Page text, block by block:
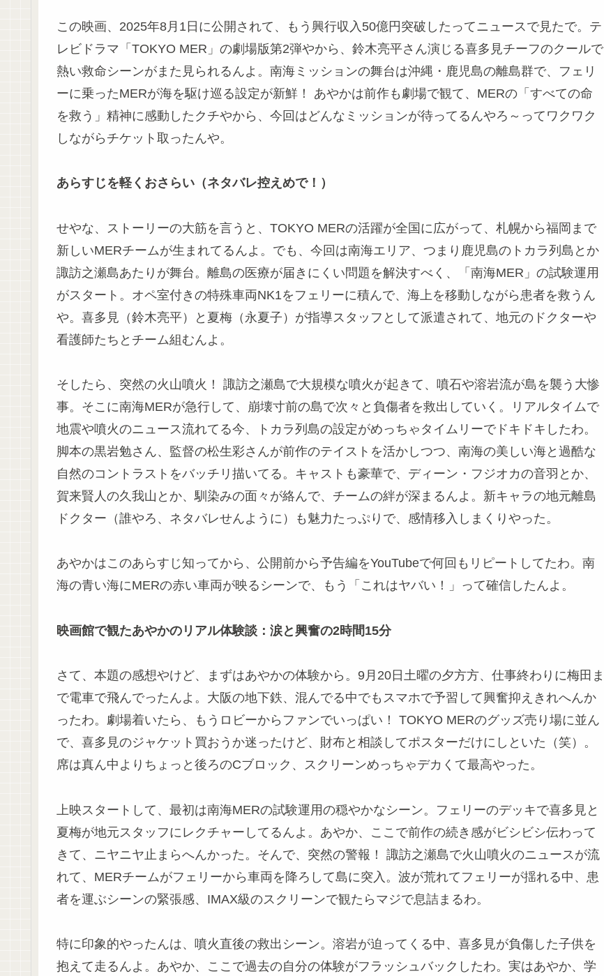
この映画、2025年8月1日に公開されて、もう興行収入50億円突破したってニュースで見たで。テ
レビドラマ「TOKYO MER」の劇場版第2弾やから、鈴木亮平さん演じる喜多見チーフのクールで
熱い救命シーンがまた見られるんよ。南海ミッションの舞台は沖縄・鹿児島の離島群で、フェリ
ーに乗ったMERが海を駆け巡る設定が新鮮！ あやかは前作も劇場で観て、MERの「すべての命
を救う」精神に感動したクチやから、今回はどんなミッションが待ってるんやろ～ってワクワク
しながらチケット取ったんや。
あらすじを軽くおさらい（ネタバレ控えめで！）
せやな、ストーリーの大筋を言うと、TOKYO MERの活躍が全国に広がって、札幌から福岡まで
新しいMERチームが生まれてるんよ。でも、今回は南海エリア、つまり鹿児島のトカラ列島とか
諏訪之瀬島あたりが舞台。離島の医療が届きにくい問題を解決すべく、「南海MER」の試験運用
がスタート。オペ室付きの特殊車両NK1をフェリーに積んで、海上を移動しながら患者を救うん
や。喜多見（鈴木亮平）と夏梅（永夏子）が指導スタッフとして派遣されて、地元のドクターや
看護師たちとチーム組むんよ。
そしたら、突然の火山噴火！ 諏訪之瀬島で大規模な噴火が起きて、噴石や溶岩流が島を襲う大惨
事。そこに南海MERが急行して、崩壊寸前の島で次々と負傷者を救出していく。リアルタイムで
地震や噴火のニュース流れてる今、トカラ列島の設定がめっちゃタイムリーでドキドキしたわ。
脚本の黒岩勉さん、監督の松生彩さんが前作のテイストを活かしつつ、南海の美しい海と過酷な
自然のコントラストをバッチリ描いてる。キャストも豪華で、ディーン・フジオカの音羽とか、
賀来賢人の久我山とか、馴染みの面々が絡んで、チームの絆が深まるんよ。新キャラの地元離島
ドクター（誰やろ、ネタバレせんように）も魅力たっぷりで、感情移入しまくりやった。
あやかはこのあらすじ知ってから、公開前から予告編をYouTubeで何回もリピートしてたわ。南
海の青い海にMERの赤い車両が映るシーンで、もう「これはヤバい！」って確信したんよ。
映画館で観たあやかのリアル体験談：涙と興奮の2時間15分
さて、本題の感想やけど、まずはあやかの体験から。9月20日土曜の夕方方、仕事終わりに梅田ま
で電車で飛んでったんよ。大阪の地下鉄、混んでる中でもスマホで予習して興奮抑えきれへんか
ったわ。劇場着いたら、もうロビーからファンでいっぱい！ TOKYO MERのグッズ売り場に並ん
で、喜多見のジャケット買おうか迷ったけど、財布と相談してポスターだけにしといた（笑）。
席は真ん中よりちょっと後ろのCブロック、スクリーンめっちゃデカくて最高やった。
上映スタートして、最初は南海MERの試験運用の穏やかなシーン。フェリーのデッキで喜多見と
夏梅が地元スタッフにレクチャーしてるんよ。あやか、ここで前作の続き感がビシビシ伝わって
きて、ニヤニヤ止まらへんかった。そんで、突然の警報！ 諏訪之瀬島で火山噴火のニュースが流
れて、MERチームがフェリーから車両を降ろして島に突入。波が荒れてフェリーが揺れる中、患
者を運ぶシーンの緊張感、IMAX級のスクリーンで観たらマジで息詰まるわ。
特に印象的やったんは、噴火直後の救出シーン。溶岩が迫ってくる中、喜多見が負傷した子供を
抱えて走るんよ。あやか、ここで過去の自分の体験がフラッシュバックしたわ。実はあやか、学